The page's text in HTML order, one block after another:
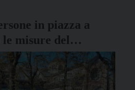
in piazza a
misure del